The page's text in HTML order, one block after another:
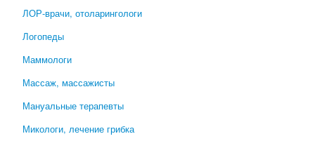
ЛОР-врачи, отоларингологи
Логопеды
Маммологи
Массаж, массажисты
Мануальные терапевты
Микологи, лечение грибка